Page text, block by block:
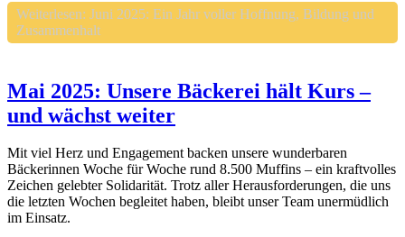
Weiterlesen: Juni 2025: Ein Jahr voller Hoffnung, Bildung und
Zusammenhalt
Mai 2025: Unsere Bäckerei hält Kurs –
und wächst weiter
Mit viel Herz und Engagement backen unsere wunderbaren
Bäckerinnen Woche für Woche rund 8.500 Muffins – ein kraftvolles
Zeichen gelebter Solidarität. Trotz aller Herausforderungen, die uns
die letzten Wochen begleitet haben, bleibt unser Team unermüdlich
im Einsatz.